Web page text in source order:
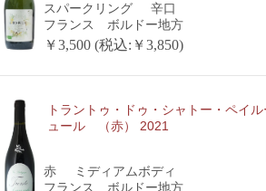
スパークリング
辛口
フランス ボルドー地方
￥3,500 (税込:￥3,850)
トラントゥ・ドゥ・シャトー・ペイ
ュール （赤） 2021
赤
ミディアムボディ
フランス ボルドー地方